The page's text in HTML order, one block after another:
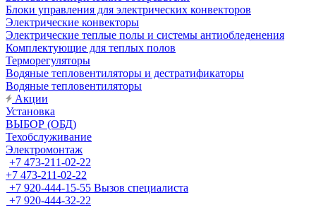
Блоки управления для электрических конвекторов
Электрические конвекторы
Электрические теплые полы и системы антиобледенения
Комплектующие для теплых полов
Терморегуляторы
Водяные тепловентиляторы и дестратификаторы
Водяные тепловентиляторы
Акции
Установка
ВЫБОР (ОБД)
Техобслуживание
Электромонтаж
+7 473-211-02-22
+7 473-211-02-22
+7 920-444-15-55 Вызов специалиста
+7 920-444-32-22